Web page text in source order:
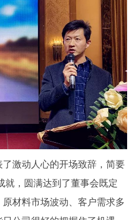
激动人心的开场致辞，简要
就，圆满达到了董事会既定
材料市场波动、客户需求多